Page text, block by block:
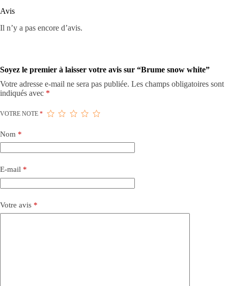
Avis
Il n’y a pas encore d’avis.
Soyez le premier à laisser votre avis sur “Brume snow white”
Votre adresse e-mail ne sera pas publiée. Les champs obligatoires sont
indiqués avec *
VOTRE NOTE *
Nom *
E-mail *
Votre avis *